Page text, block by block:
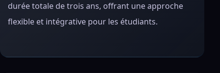
durée totale de trois ans, offrant une approche
flexible et intégrative pour les étudiants.